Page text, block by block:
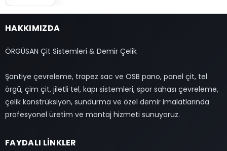
HAKKIMIZDA
ÖRGÜSAN Çit Sistemleri & Demir Çelik
Şantiye çevreleme, trapez sac ve OSB pano, panel çit, tel
örgü, çim çit, jiletli tel, kapı sistemleri, spor sahası çevreleme,
çelik konstrüksiyon, sundurma ve özel demir imalatlarında
profesyonel üretim ve montaj hizmeti sunuyoruz.
FAYDALI LİNKLER